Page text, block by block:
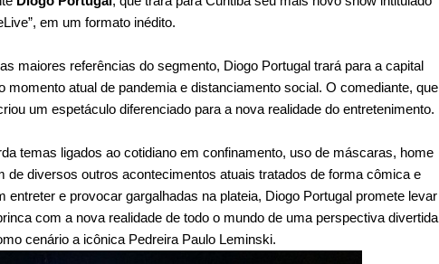
em um formato inédito.
maiores referências do segmento, Diogo Portugal trará para a capital
atual de pandemia e distanciamento social. O comediante, que
um espetáculo diferenciado para a nova realidade do entretenimento.
temas ligados ao cotidiano em confinamento, uso de máscaras, home
de diversos outros acontecimentos atuais tratados de forma cômica e
e provocar gargalhadas na plateia, Diogo Portugal promete levar
com a nova realidade de todo o mundo de uma perspectiva divertida
cenário a icônica Pedreira Paulo Leminski.